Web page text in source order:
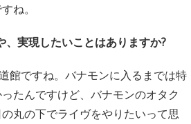
ね。
実現したいことはありますか?
館ですね。バナモンに入るまでは特
たんですけど、バナモンのオタク
丸の下でライヴをやりたいって思